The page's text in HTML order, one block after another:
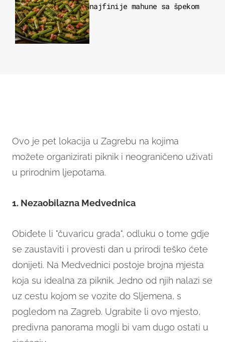
najfinije mahune sa špekom
Ovo je pet lokacija u Zagrebu na kojima
možete organizirati piknik i neograničeno uživati
u prirodnim ljepotama.
1. Nezaobilazna Medvednica
Obiđete li "čuvaricu grada", odluku o tome gdje
se zaustaviti i provesti dan u prirodi teško ćete
donijeti. Na Medvednici postoje brojna mjesta
koja su idealna za piknik. Jedno od njih nalazi se
uz cestu kojom se vozite do Sljemena, s
pogledom na Zagreb. Ugrabite li ovo mjesto,
predivna panorama mogli bi vam dugo ostati u